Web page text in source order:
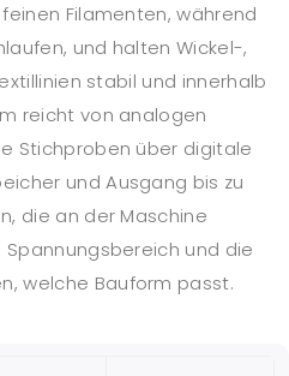
Filamenten, während
und halten Wickel-,
stabil und innerhalb
reicht von analogen
Stichproben über digitale
und Ausgang bis zu
die an der Maschine
und die
welche Bauform passt.